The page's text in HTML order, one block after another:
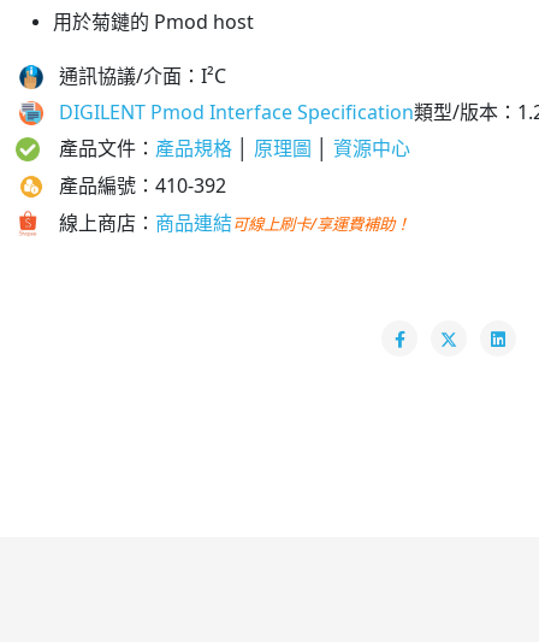
用於菊鏈的 Pmod host
通訊協議/介面：I²C
DIGILENT Pmod Interface Specification類型/版本 ：
產品文件： 產品規格 原理圖
資源中心
產品編號：410-392
線上商店： 商品連結可線上刷卡/享運費補助！